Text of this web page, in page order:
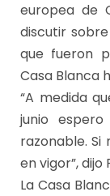
europea de
discutir
que fueron
Casa Blanca
“A medida
junio
razonable.
en vigor”, dijo
La Casa